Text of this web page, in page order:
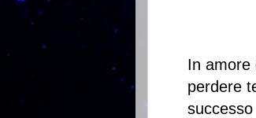
In amore
perdere